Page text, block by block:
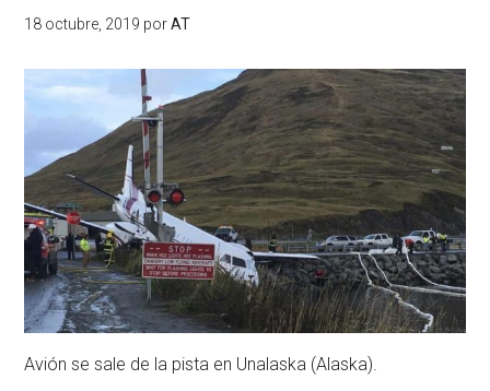
18 octubre, 2019 porAT
Avión se sale de la pista en Unalaska (Alaska).